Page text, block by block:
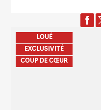
LOUÉ
EXCLUSIVITÉ
COUP DE CŒUR